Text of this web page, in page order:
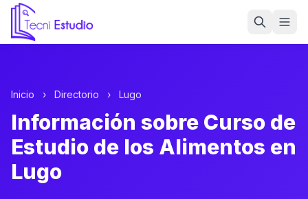
Ir a la página de inicio de Tecni Estudio
Inicio › Directorio › Lugo
Información sobre Curso de
Estudio de los Alimentos en
Lugo